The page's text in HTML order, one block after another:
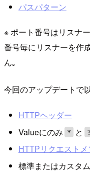
パスパターン
※ ポート番号はリスナ
番号毎にリスナーを作
ん｡
今回のアップデートで
HTTPヘッダー
Valueにのみ
* と ?
HTTPリクエストメ
標準またはカスタ